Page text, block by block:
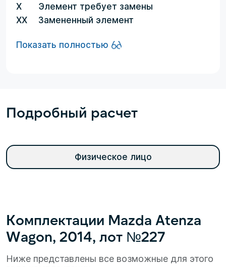
X
Элемент требует замены
XX
Замененный элемент
Показать полностью
Подробный расчет
Физическое лицо
Комплектации Mazda Atenza
Wagon, 2014, лот №227
Ниже представлены все возможные для этого